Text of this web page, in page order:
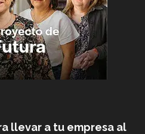
llevar a tu empresa al